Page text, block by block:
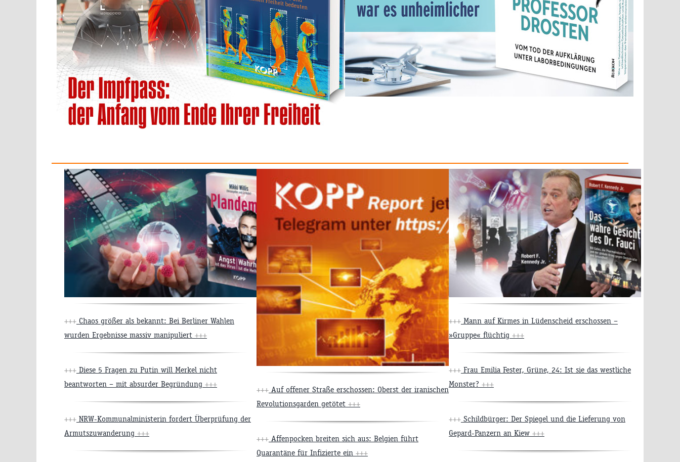
+++ Chaos größer als bekannt: Bei Berliner Wahlen
wurden Ergebnisse massiv manipuliert +++
+++ Diese 5 Fragen zu Putin will Merkel nicht
beantworten – mit absurder Begründung +++
+++ NRW-Kommunalministerin fordert Überprüfung der
Armutszuwanderung +++
+++ Auf offener Straße erschossen: Oberst der iranischen
Revolutionsgarden getötet +++
+++ Affenpocken breiten sich aus: Belgien führt
Quarantäne für Infizierte ein +++
+++ Mann auf Kirmes in Lüdenscheid erschossen –
»Gruppe« flüchtig +++
+++ Frau Emilia Fester, Grüne, 24: Ist sie das westliche
Monster? +++
+++ Schildbürger: Der Spiegel und die Lieferung von
Gepard-Panzern an Kiew +++